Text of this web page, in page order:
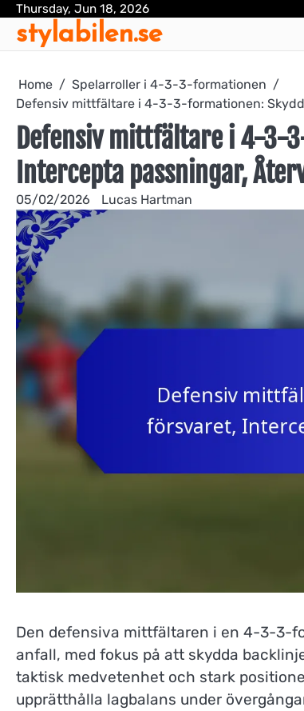
Skip
content
Thursday, Jun 18, 2026
stylabilen.se
Home
Spelarroller i 4-3-3-formationen
Defensiv mittfältare i 4-3-3-formationen:
Defensiv mittfältare i 4-3-
Intercepta passningar,
05/02/2026 Lucas Hartman
Den defensiva mittfältaren i en 4-3-3-
anfall, med fokus på att skydda
taktisk medvetenhet och stark
upprätthålla lagbalans under